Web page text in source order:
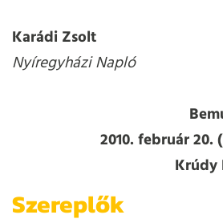
Karádi Zsolt
Nyíregyházi Napló
2010. február 20.
Krúdy
Szereplők